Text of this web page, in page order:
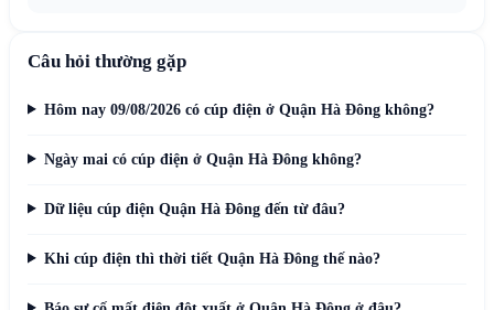
Câu hỏi thường gặp
Hôm nay 09/08/2026 có cúp điện ở Quận Hà Đông không?
Ngày mai có cúp điện ở Quận Hà Đông không?
Dữ liệu cúp điện Quận Hà Đông đến từ đâu?
Khi cúp điện thì thời tiết Quận Hà Đông thế nào?